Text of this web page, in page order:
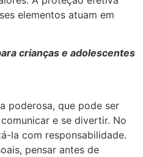
elementos atuam em
crianças e adolescentes
poderosa, que pode ser
e se divertir. No
la com responsabilidade.
pensar antes de